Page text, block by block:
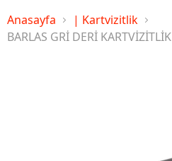
Anasayfa
| Kartvizitlik
BARLAS GRİ DERİ KARTVİZİTLİK